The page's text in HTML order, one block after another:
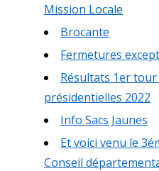
Mission Locale
Brocante
Fermetures
Résultats 1er
présidentielles 2022
Info Sacs Jaunes
Et voici venu le
Conseil